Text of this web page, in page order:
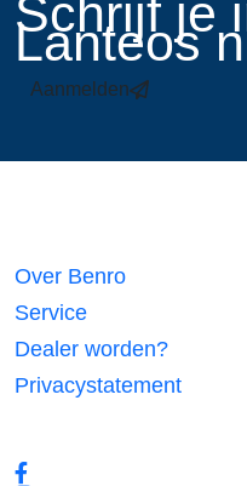
​Schrijf je
Lanteos
Aanmelden
Over Benro
Service
Dealer worden?
Privacystatement